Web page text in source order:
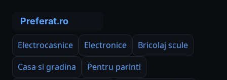
Electrocasnice Electronice
Bricolaj scule
Casa si gradina
Pentru parinti